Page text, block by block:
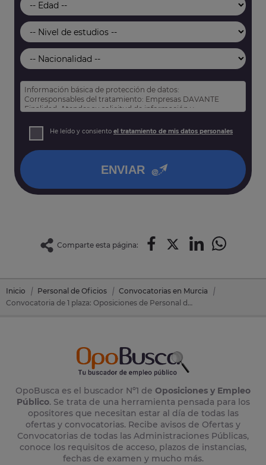
Información básica de protección de datos:
Corresponsables del tratamiento: Empresas DAVANTE
Finalidad: Atender su solicitud de información y
Derechos: Puede acceder, rectificar y suprimir sus datos,
así como otros derechos tal y como se explica en nuestra
He leído y consiento el tratamiento de mis datos personales
ENVIAR
Comparte esta página:
Inicio Personal de Oficios
Convocatorias en Murcia
Convocatoria de 1 plaza: Oposiciones de Personal de Oficios en Alhama De Murcia (Murcia)
OpoBusca es el buscador Nº1 de Oposiciones y Empleo
Público. Se trata de una herramienta pensada para los
opositores que necesitan estar al día de todas las
ofertas y convocatorias. Recibe avisos de Ofertas y
Convocatorias de todas las Administraciones Públicas,
conoce los requisitos de acceso, plazos de instancias,
fechas de examen y mucho más.